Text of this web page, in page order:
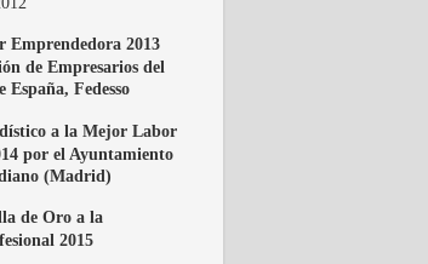
Emprendedora 2013
de Empresarios del
España, Fedesso
a la Mejor Labor
por el Ayuntamiento
(Madrid)
de Oro a la
2015